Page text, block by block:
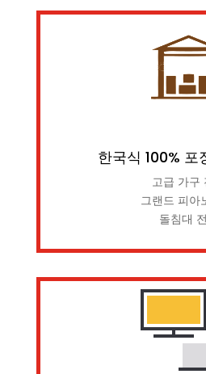
한국식 100% 포
고급 가구
그랜드 피아
돌침대